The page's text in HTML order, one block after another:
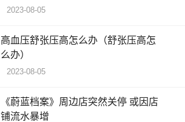
危疾的心脏血管病变
2023-08-05
高血压舒张压高怎么办（舒张压高怎
么办）
2023-08-05
《蔚蓝档案》周边店突然关停 或因店
铺流水暴增